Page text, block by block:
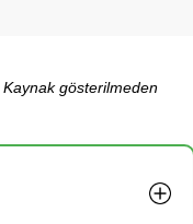
Kaynak gösterilmeden